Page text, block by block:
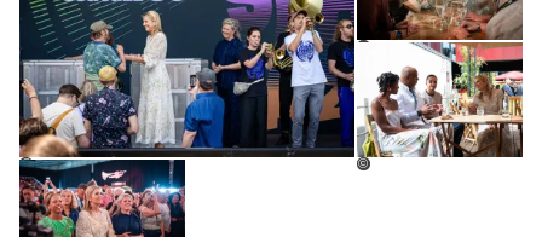
©
©
©
Open de galerij in vergrote weergave